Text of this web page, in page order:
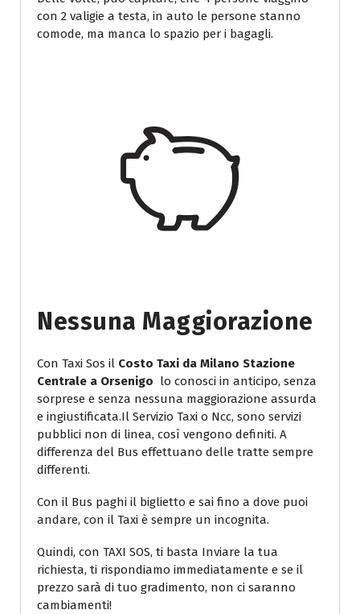
con 2 valigie a testa, in auto le persone stanno
comode, ma manca lo spazio per i bagagli.
Nessuna Maggiorazione
Con Taxi Sos il Costo Taxi da Milano Stazione
Centrale a Orsenigo lo conosci in anticipo, senza
sorprese e senza nessuna maggiorazione assurda
e ingiustificata.Il Servizio Taxi o Ncc, sono servizi
pubblici non di linea, così vengono definiti. A
differenza del Bus effettuano delle tratte sempre
differenti.
Con il Bus paghi il biglietto e sai fino a dove puoi
andare, con il Taxi è sempre un incognita.
Quindi, con TAXI SOS, ti basta Inviare la tua
richiesta, ti rispondiamo immediatamente e se il
prezzo sarà di tuo gradimento, non ci saranno
cambiamenti!